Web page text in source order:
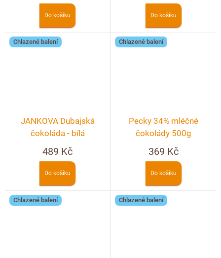
Do košíku Do košíku
Chlazené balení
JANKOVA Dubajská
čokoláda - bílá
489 Kč
Do košíku
Chlazené balení
Pecky 34% mléčné
čokolády 500g
369 Kč
Do košíku
Chlazené balení Chlazené balení